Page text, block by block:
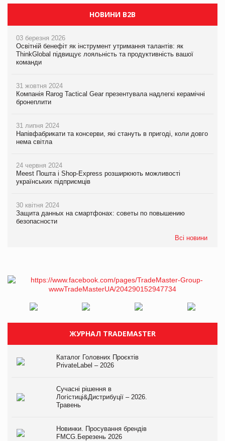
НОВИНИ B2B
03 березня 2026
Освітній бенефіт як інструмент утримання талантів: як
ThinkGlobal підвищує лояльність та продуктивність вашої
команди
31 жовтня 2024
Компанія Rarog Tactical Gear презентувала надлегкі керамічні
бронеплити
31 липня 2024
Напівфабрикати та консерви, які стануть в пригоді, коли довго
нема світла
24 червня 2024
Meest Пошта і Shop-Express розширюють можливості
українських підприємців
30 квітня 2024
Защита данных на смартфонах: советы по повышению
безопасности
Всі новини
ЖУРНАЛ TRADEMASTER
Каталог Головних Проєктів
PrivateLabel – 2026
Сучасні рішення в
Логістиці&Дистрибуції – 2026.
Травень
Новинки. Просування брендів
FMCG.Березень 2026